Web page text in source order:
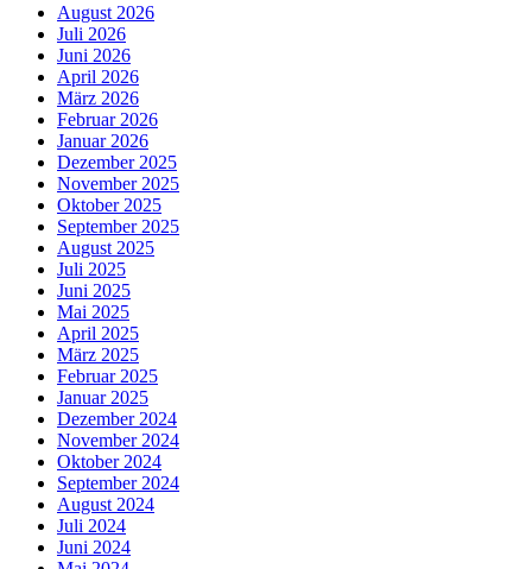
August 2026
Juli 2026
Juni 2026
April 2026
März 2026
Februar 2026
Januar 2026
Dezember 2025
November 2025
Oktober 2025
September 2025
August 2025
Juli 2025
Juni 2025
Mai 2025
April 2025
März 2025
Februar 2025
Januar 2025
Dezember 2024
November 2024
Oktober 2024
September 2024
August 2024
Juli 2024
Juni 2024